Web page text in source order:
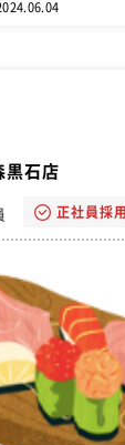
黒石店
正社員採